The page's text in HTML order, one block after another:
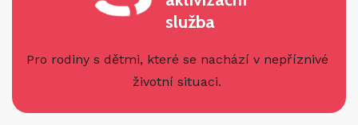
služba
Pro rodiny s dětmi, které se nachází v nepříznivé
životní situaci.